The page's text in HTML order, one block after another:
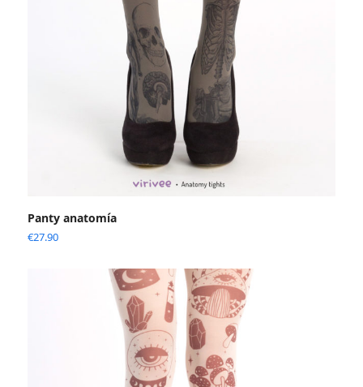
Panty anatomía
€27.90